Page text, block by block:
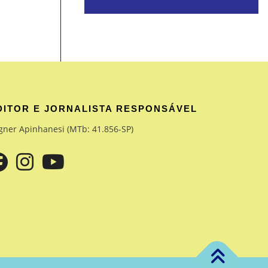
E JORNALISTA RESPONSÁVEL
Apinhanesi (MTb: 41.856-SP)